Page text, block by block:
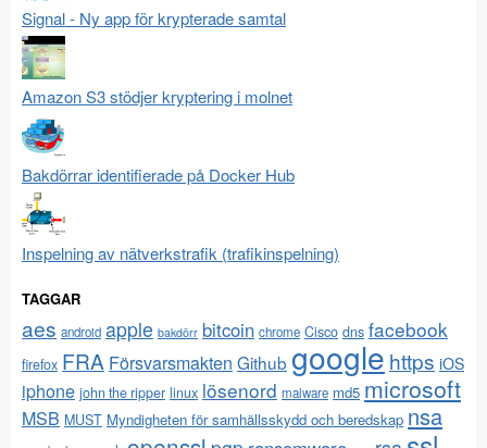
Signal - Ny app för krypterade samtal
Amazon S3 stödjer kryptering i molnet
Bakdörrar identifierade på Docker Hub
Inspelning av nätverkstrafik (trafikinspelning)
TAGGAR
aes android apple bakdörr bitcoin chrome Cisco dns facebook
firefox FRA Försvarsmakten Github google https iOS
iphone john the ripper linux lösenord malware md5 microsoft
MSB MUST Myndigheten för samhällsskydd och beredskap nsa